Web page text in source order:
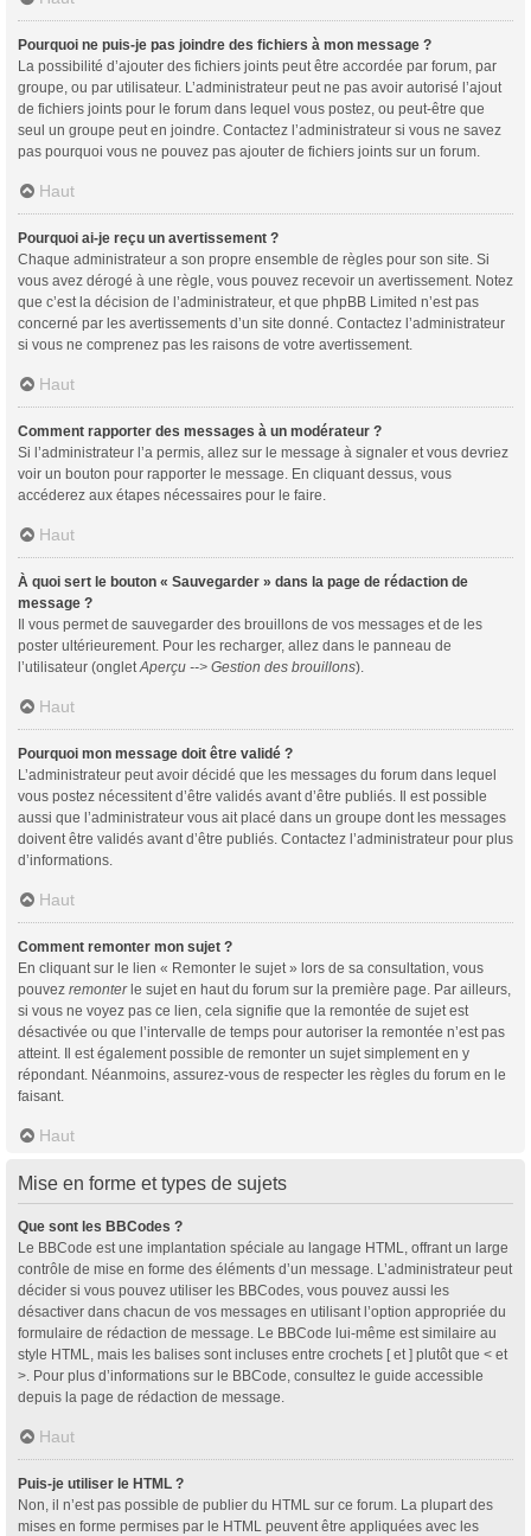
Pourquoi ne puis-je pas joindre des fichiers à mon message ?
La possibilité d’ajouter des fichiers joints peut être accordée par forum, par
groupe, ou par utilisateur. L’administrateur peut ne pas avoir autorisé l’ajout
de fichiers joints pour le forum dans lequel vous postez, ou peut-être que
seul un groupe peut en joindre. Contactez l’administrateur si vous ne savez
pas pourquoi vous ne pouvez pas ajouter de fichiers joints sur un forum.
Haut
Pourquoi ai-je reçu un avertissement ?
Chaque administrateur a son propre ensemble de règles pour son site. Si
vous avez dérogé à une règle, vous pouvez recevoir un avertissement. Notez
que c’est la décision de l’administrateur, et que phpBB Limited n’est pas
concerné par les avertissements d’un site donné. Contactez l’administrateur
si vous ne comprenez pas les raisons de votre avertissement.
Haut
Comment rapporter des messages à un modérateur ?
Si l’administrateur l’a permis, allez sur le message à signaler et vous devriez
voir un bouton pour rapporter le message. En cliquant dessus, vous
accéderez aux étapes nécessaires pour le faire.
Haut
À quoi sert le bouton « Sauvegarder » dans la page de rédaction de
message ?
Il vous permet de sauvegarder des brouillons de vos messages et de les
poster ultérieurement. Pour les recharger, allez dans le panneau de
l’utilisateur (onglet Aperçu --> Gestion des brouillons).
Haut
Pourquoi mon message doit être validé ?
L’administrateur peut avoir décidé que les messages du forum dans lequel
vous postez nécessitent d’être validés avant d’être publiés. Il est possible
aussi que l’administrateur vous ait placé dans un groupe dont les messages
doivent être validés avant d’être publiés. Contactez l’administrateur pour plus
d’informations.
Haut
Comment remonter mon sujet ?
En cliquant sur le lien « Remonter le sujet » lors de sa consultation, vous
pouvez remonterle sujet en haut du forum sur la première page. Par ailleurs,
si vous ne voyez pas ce lien, cela signifie que la remontée de sujet est
désactivée ou que l’intervalle de temps pour autoriser la remontée n’est pas
atteint. Il est également possible de remonter un sujet simplement en y
répondant. Néanmoins, assurez-vous de respecter les règles du forum en le
faisant.
Haut
Mise en forme et types de sujets
Que sont les BBCodes ?
Le BBCode est une implantation spéciale au langage HTML, offrant un large
contrôle de mise en forme des éléments d’un message. L’administrateur peut
décider si vous pouvez utiliser les BBCodes, vous pouvez aussi les
désactiver dans chacun de vos messages en utilisant l’option appropriée du
formulaire de rédaction de message. Le BBCode lui-même est similaire au
style HTML, mais les balises sont incluses entre crochets [ et ] plutôt que < et
>. Pour plus d’informations sur le BBCode, consultez le guide accessible
depuis la page de rédaction de message.
Haut
Puis-je utiliser le HTML ?
Non, il n’est pas possible de publier du HTML sur ce forum. La plupart des
mises en forme permises par le HTML peuvent être appliquées avec les